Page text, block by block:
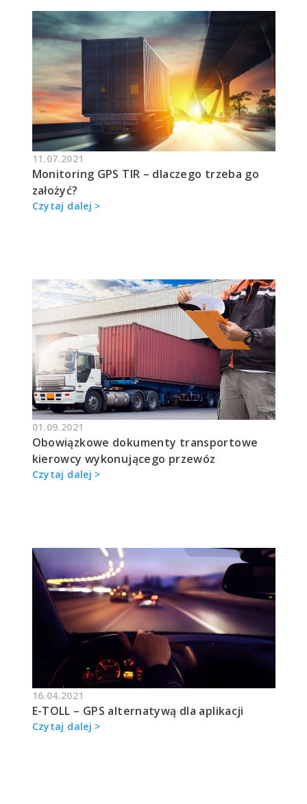
11.07.2021
Monitoring GPS TIR – dlaczego trzeba go
założyć?
Czytaj dalej >
01.09.2021
Obowiązkowe dokumenty transportowe
kierowcy wykonującego przewóz
Czytaj dalej >
16.04.2021
E-TOLL – GPS alternatywą dla aplikacji
Czytaj dalej >